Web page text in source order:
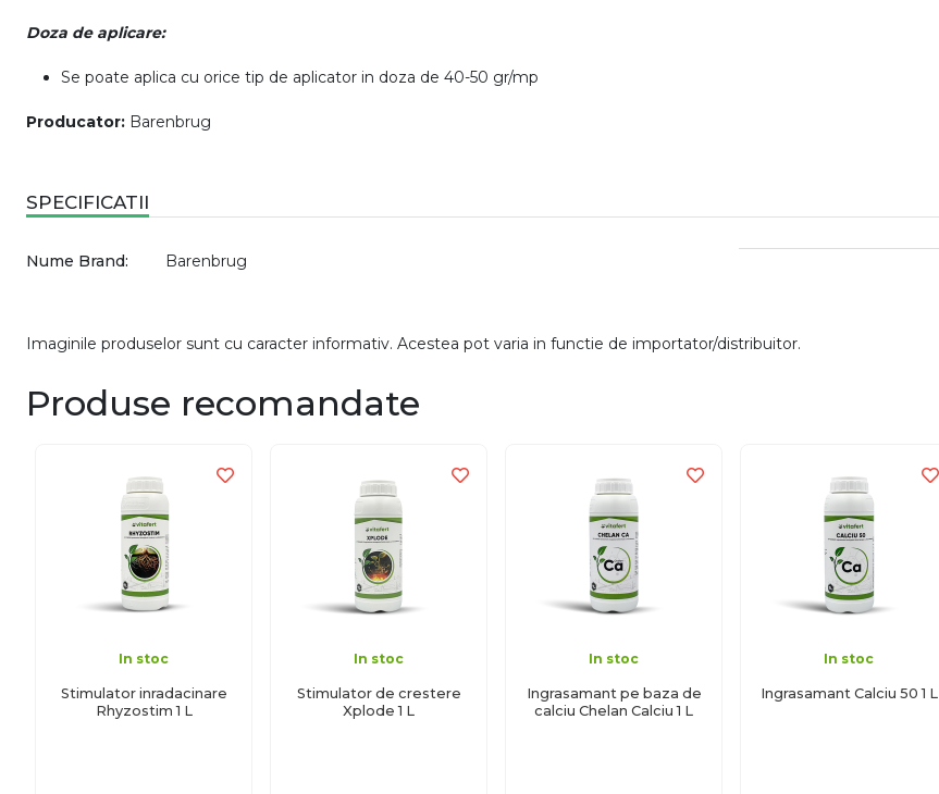
Doza de aplicare:
Se poate aplica cu orice tip de aplicator in doza de 40-50 gr/mp
Producator: Barenbrug
SPECIFICATII
Nume Brand: Barenbrug
Imaginile produselor sunt cu caracter informativ. Acestea pot varia in functie de importator/distribuitor.
Produse recomandate
In stoc
Stimulator inradacinare
Rhyzostim 1 L
In stoc
Stimulator de crestere
Xplode 1 L
In stoc
Ingrasamant pe baza de
calciu Chelan Calciu 1 L
In stoc
Ingrasamant Calciu 50 1 L